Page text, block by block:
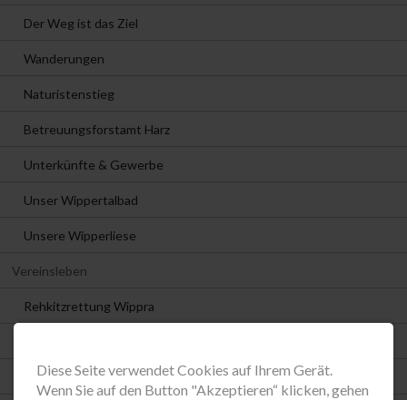
Diese Seite verwendet Cookies auf Ihrem Gerät.
Wenn Sie auf den Button "Akzeptieren“ klicken, gehen
Der Weg ist das Ziel
Wanderungen
Naturistenstieg
Betreuungsforstamt Harz
Unterkünfte & Gewerbe
Unser Wippertalbad
Unsere Wipperliese
Vereinsleben
Rehkitzrettung Wippra
SG Grüne Tanne Wippra